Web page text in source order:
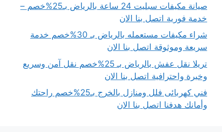
صيانة مكيفات سبليت 24 ساعة بالرياض بـ25%خصم –
خدمة فورية اتصل بنا الان
شراء مكيفات مستعمله بالرياض بـ 30%خصم خدمة
سريعة وموثوقة اتصل بنا الان
تريلا نقل عفش بالرياض بـ 25%خصم نقل آمن وسريع
وخبرة واحترافية اتصل بنا الان
فني كهربائى فلل ومنازل بالخرج بـ25%خصم راحتك
وأمانك هدفنا اتصل بنا الان